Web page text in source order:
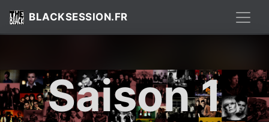
BLACKSESSION.FR
Saison 1